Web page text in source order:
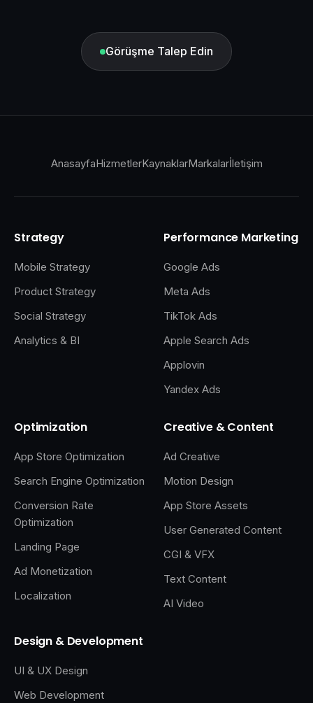
Görüşme Talep Edin
AnasayfaHizmetlerKaynaklarMarkalarİletişim
Strategy
Mobile Strategy
Product Strategy
Social Strategy
Analytics & BI
Performance Marketing
Google Ads
Meta Ads
TikTok Ads
Apple Search Ads
Applovin
Yandex Ads
Optimization
App Store Optimization
Search Engine Optimization
Conversion Rate
Optimization
Landing Page
Ad Monetization
Localization
Creative & Content
Ad Creative
Motion Design
App Store Assets
User Generated Content
CGI & VFX
Text Content
AI Video
Design & Development
UI & UX Design
Web Development